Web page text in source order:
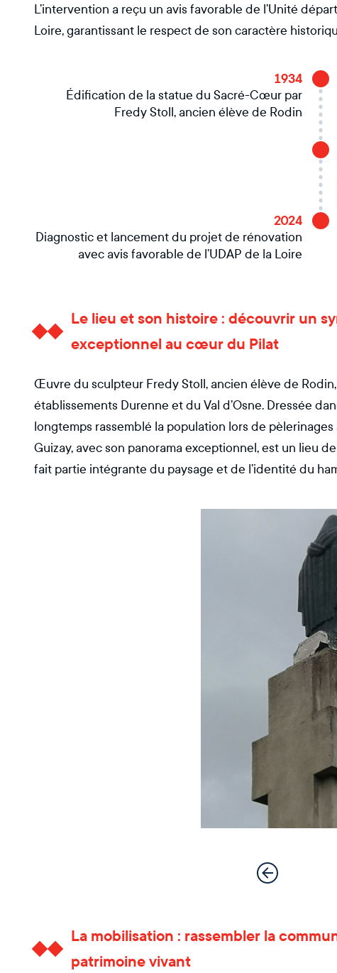
L’intervention a reçu un avis favorable de l’Unité
Loire, garantissant le respect de son caractère
1934
Édification de la statue du Sacré-Cœur par
Fredy Stoll, ancien élève de Rodin
2024
Diagnostic et lancement du projet de rénovation
avec avis favorable de l’UDAP de la Loire
Le lieu et son histoire : découvrir un
exceptionnel au cœur du Pilat
Œuvre du sculpteur Fredy Stoll, ancien élève de
établissements Durenne et du Val d’Osne. Dressée
longtemps rassemblé la population lors de
Guizay, avec son panorama exceptionnel, est un lieu
fait partie intégrante du paysage et de l’identité du
La mobilisation : rassembler la
patrimoine vivant